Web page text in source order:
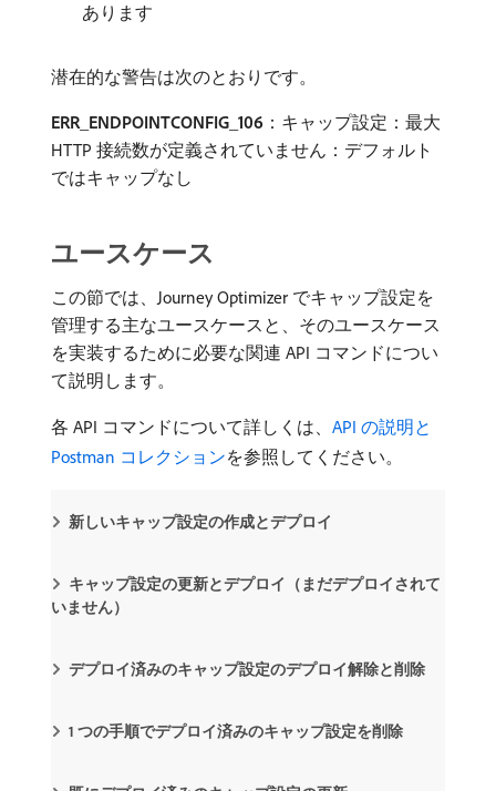
あります
潜在的な警告は次のとおりです。
ERR_ENDPOINTCONFIG_106 ：キャップ設定：最大
HTTP 接続数が定義されていません：デフォルト
ではキャップなし
ユースケース
この節では、Journey Optimizer でキャップ設定を
管理する主なユースケースと、そのユースケース
を実装するために必要な関連 API コマンドについ
て説明します。
各 API コマンドについて詳しくは、 API の説明と
Postman コレクションを参照してください。
新しいキャップ設定の作成とデプロイ
キャップ設定の更新とデプロイ（まだデプロイされて
いません）
デプロイ済みのキャップ設定のデプロイ解除と削除
1 つの手順でデプロイ済みのキャップ設定を削除